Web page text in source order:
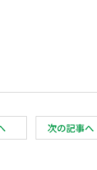
次の記事へ